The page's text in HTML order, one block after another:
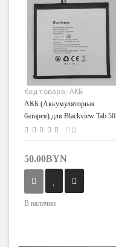
Код товара: АКБ
(Аккумуляторная
батарея) для Blackview
Tab 50 WiFi (Li32A097HTT)
АКБ (Аккумуляторная
батарея) для Blackview Tab 50
WiFi (Li32A097HTT)
0
50.00BYN
В наличии